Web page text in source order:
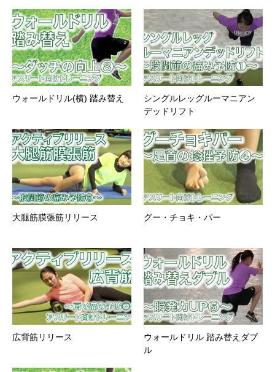
ウォールドリル(横) 踏み替え
シングルレッグルーマニアン
デッドリフト
大腿筋膜張筋リリース グー・チョキ・パー
広背筋リリース
ウォールドリル 踏み替えダブ
ル